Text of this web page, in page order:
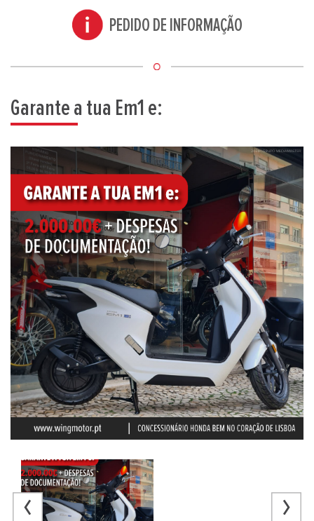
PEDIDO DE INFORMAÇÃO
Garante a tua Em1 e: